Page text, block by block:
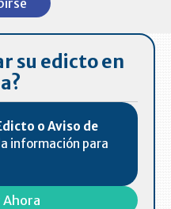
su edicto en
o Aviso de
información para
Ahora